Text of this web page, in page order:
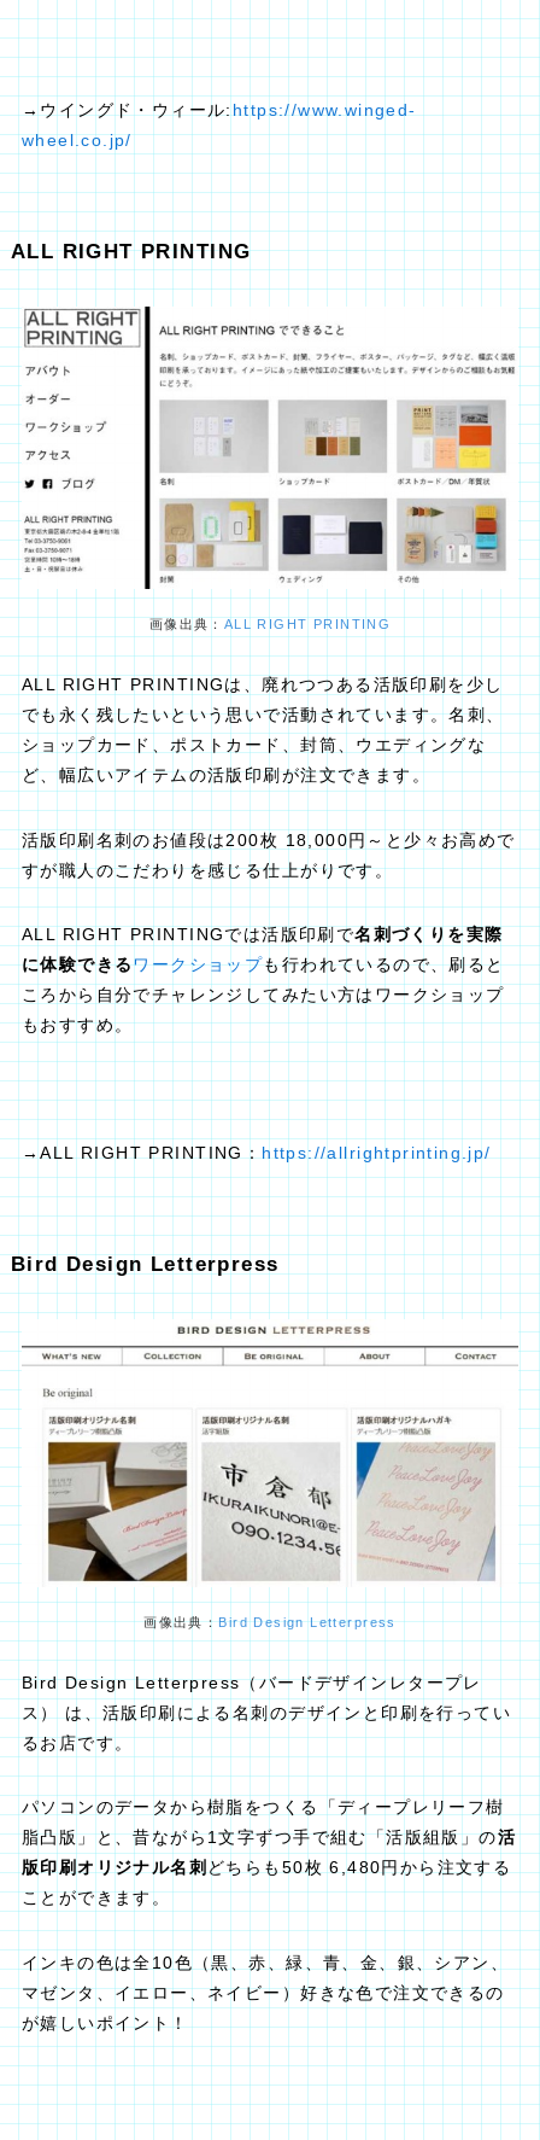
→ウイングド・ウィール:https://www.winged-
wheel.co.jp/
ALL RIGHT PRINTING
画像出典： ALL RIGHT PRINTING
ALL RIGHT PRINTINGは、廃れつつある活版印刷を少し
でも永く残したいという思いで活動されています。名刺、
ショップカード、ポストカード、封筒、ウエディングな
ど、幅広いアイテムの活版印刷が注文できます。
活版印刷名刺のお値段は200枚 18,000円～と少々お高めで
すが職人のこだわりを感じる仕上がりです。
ALL RIGHT PRINTINGでは活版印刷で名刺づくりを実際
に体験できるワークショップも行われているので、刷ると
ころから自分でチャレンジしてみたい方はワークショップ
もおすすめ。
→ALL RIGHT PRINTING：https://allrightprinting.jp/
Bird Design Letterpress
画像出典：Bird Design Letterpress
Bird Design Letterpress（バードデザインレタープレ
ス） は、活版印刷による名刺のデザインと印刷を行ってい
るお店です。
パソコンのデータから樹脂をつくる「ディープレリーフ樹
脂凸版」と、昔ながら1文字ずつ手で組む「活版組版」の活
版印刷オリジナル名刺どちらも50枚 6,480円から注文する
ことができます。
インキの色は全10色（黒、赤、緑、青、金、銀、シアン、
マゼンタ、イエロー、ネイビー）好きな色で注文できるの
が嬉しいポイント！